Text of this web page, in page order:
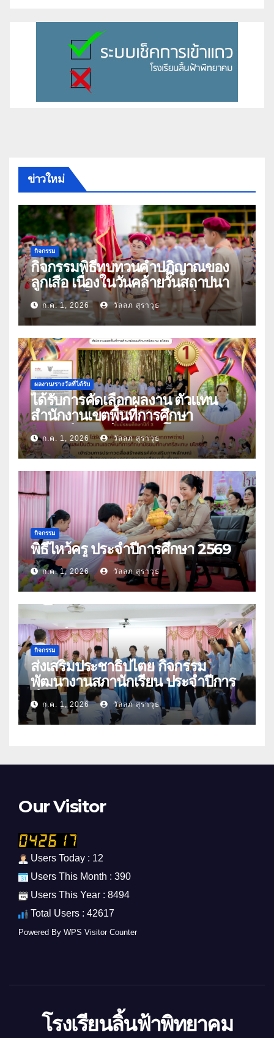
ข่าวใหม่
กิจกรรม
กิจกรรมพิธีทบทวนคำปฏิญาณของ
ลูกเสือ เนื่องในวันคล้ายวันสถาปนา
คณะลูกเสือแห่งชาติ ประจำปี 2569
ก.ค. 1, 2026 วัลลภ สุราวุธ
ผลงาน/รางวัลที่ได้รับ
ได้รับการคัดเลือกผลงาน ตัวแทน
สำนักงานเขตพื้นที่การศึกษา
มัธยมศึกษาศรีสะเกษ ยโสธร
ก.ค. 1, 2026 วัลลภ สุราวุธ
กิจกรรม
พิธีไหว้ครู ประจำปีการศึกษา 2569
ก.ค. 1, 2026 วัลลภ สุราวุธ
กิจกรรม
ส่งเสริมประชาธิปไตย กิจกรรม
พัฒนางานสภานักเรียน ประจำปีการ
ศึกษา 2569
ก.ค. 1, 2026 วัลลภ สุราวุธ
Our Visitor
Users Today : 12
Users This Month : 390
Users This Year : 8494
Total Users : 42617
Powered By WPS Visitor Counter
โรงเรียนลิ้นฟ้าพิทยาคม